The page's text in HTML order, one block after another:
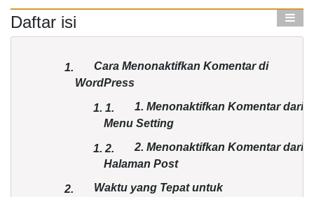
Daftar isi
1.
Cara Menonaktifkan Komentar di
WordPress
1. 1.
1. Menonaktifkan Komentar dari
Menu Setting
1. 2.
2. Menonaktifkan Komentar dari
Halaman Post
2.
Waktu yang Tepat untuk